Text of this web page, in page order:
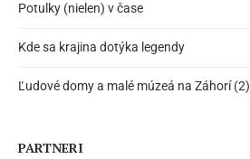
Potulky (nielen) v čase
Kde sa krajina dotýka legendy
Ľudové domy a malé múzeá na Záhorí (2)
PARTNERI